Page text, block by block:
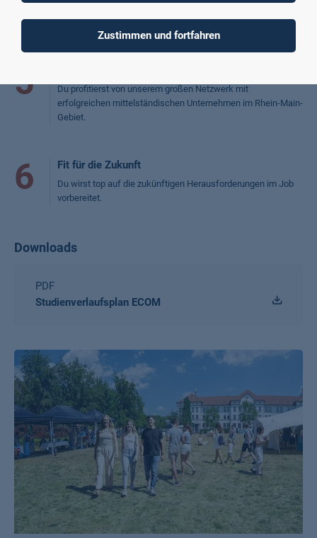
Studienschwerpunkte an.
5
Du profitierst von unserem großen Netzwerk mit
erfolgreichen mittelständischen Unternehmen im Rhein-Main-
Gebiet.
6 Fit für die Zukunft
Du wirst top auf die zukünftigen Herausforderungen im Job
vorbereitet.
Downloads
PDF
Studienverlaufsplan ECOM
Zustimmen und fortfahren